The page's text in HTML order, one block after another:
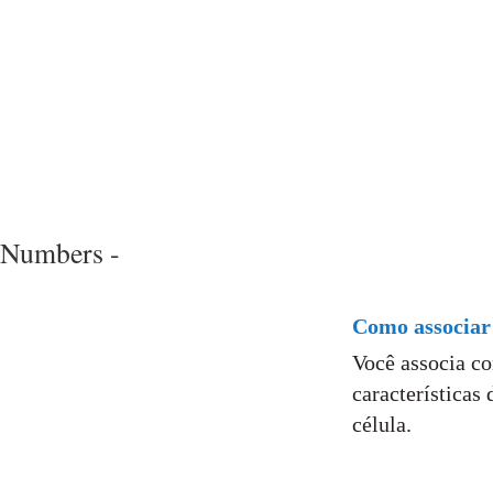
Numbers -
Como
Você associa
características
célula.